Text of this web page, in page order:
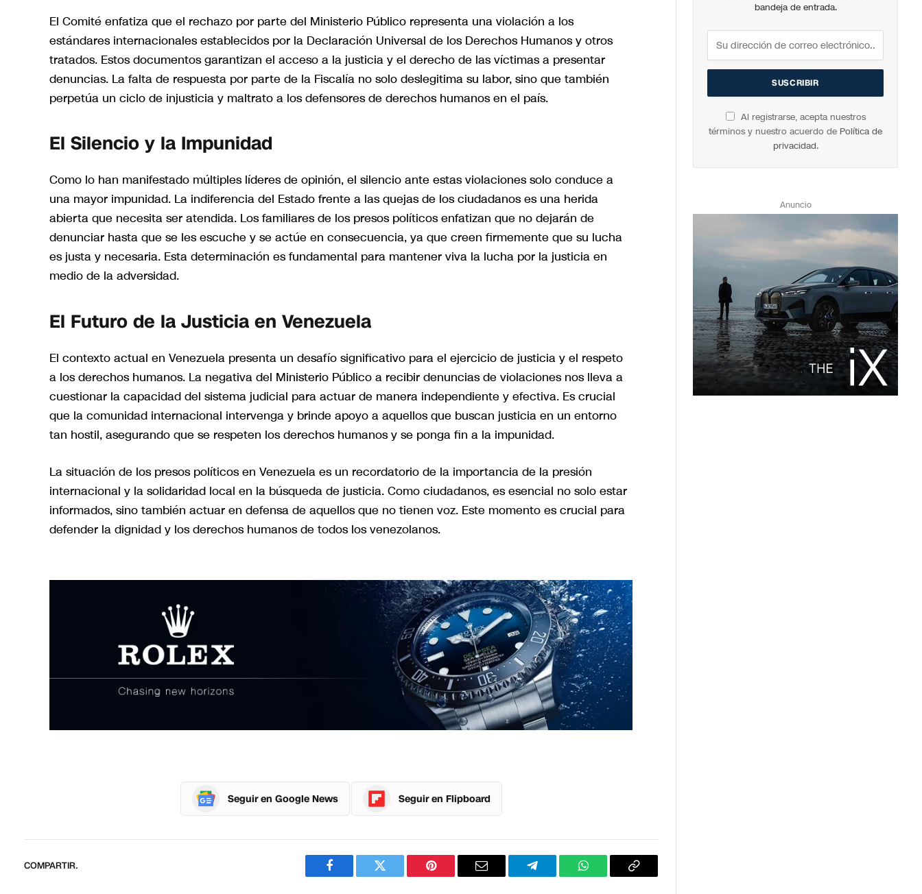
El Comité enfatiza que el rechazo por parte del Ministerio Público representa una violación a los
estándares internacionales establecidos por la Declaración Universal de los Derechos Humanos y otros
tratados. Estos documentos garantizan el acceso a la justicia y el derecho de las víctimas a presentar
denuncias. La falta de respuesta por parte de la Fiscalía no solo deslegitima su labor, sino que también
perpetúa un ciclo de injusticia y maltrato a los defensores de derechos humanos en el país.
El Silencio y la Impunidad
Como lo han manifestado múltiples líderes de opinión, el silencio ante estas violaciones solo conduce a
una mayor impunidad. La indiferencia del Estado frente a las quejas de los ciudadanos es una herida
abierta que necesita ser atendida. Los familiares de los presos políticos enfatizan que no dejarán de
denunciar hasta que se les escuche y se actúe en consecuencia, ya que creen firmemente que su lucha
es justa y necesaria. Esta determinación es fundamental para mantener viva la lucha por la justicia en
medio de la adversidad.
El Futuro de la Justicia en Venezuela
El contexto actual en Venezuela presenta un desafío significativo para el ejercicio de justicia y el respeto
a los derechos humanos. La negativa del Ministerio Público a recibir denuncias de violaciones nos lleva a
cuestionar la capacidad del sistema judicial para actuar de manera independiente y efectiva. Es crucial
que la comunidad internacional intervenga y brinde apoyo a aquellos que buscan justicia en un entorno
tan hostil, asegurando que se respeten los derechos humanos y se ponga fin a la impunidad.
La situación de los presos políticos en Venezuela es un recordatorio de la importancia de la presión
internacional y la solidaridad local en la búsqueda de justicia. Como ciudadanos, es esencial no solo estar
informados, sino también actuar en defensa de aquellos que no tienen voz. Este momento es crucial para
defender la dignidad y los derechos humanos de todos los venezolanos.
Seguir en Google News Seguir en Flipboard
COMPARTIR.
FacebookTwitter PinterestCorreo
TelegramWhatsAppCopiar
bandeja de entrada.
Al registrarse, acepta nuestros
términos y nuestro acuerdo de Política de
privacidad.
Anuncio